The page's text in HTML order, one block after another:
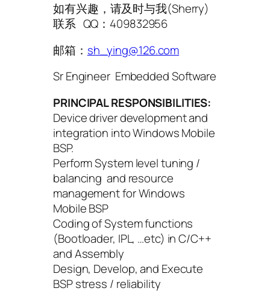
如有兴趣，请及时与我(Sherry)
联系 QQ：409832956
邮箱： sh_ying@126.com
Sr Engineer Embedded Software
PRINCIPAL RESPONSIBILITIES:
Device driver development and
integration into Windows Mobile
BSP.
Perform System level tuning /
balancing and resource
management for Windows
Mobile BSP
Coding of System functions
(Bootloader, IPL, …etc) in C/C++
and Assembly
Design, Develop, and Execute
BSP stress / reliability